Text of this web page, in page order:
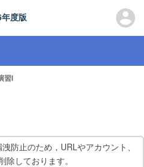
度版
習I
防止のため，URLやアカウント、
除しております。